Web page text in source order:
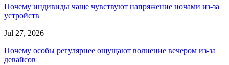
Почему индивиды чаще чувствуют напряжение ночами из-за
устройств
Jul 27, 2026
Почему особы регулярнее ощущают волнение вечером из-за
девайсов